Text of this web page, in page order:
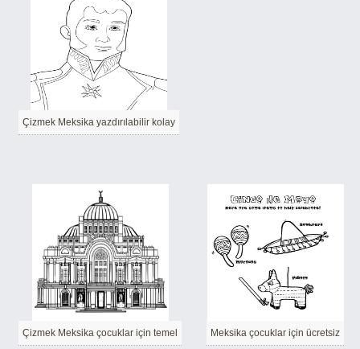
Çizmek Meksika yazdırılabilir kolay
Çizmek Meksika çocuklar için temel Meksika çocuklar için ücretsiz